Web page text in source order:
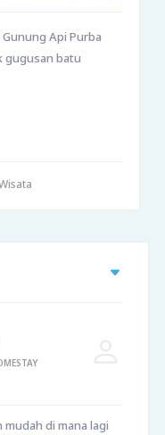
Api Purba
gugusan batu
mudah di mana lagi